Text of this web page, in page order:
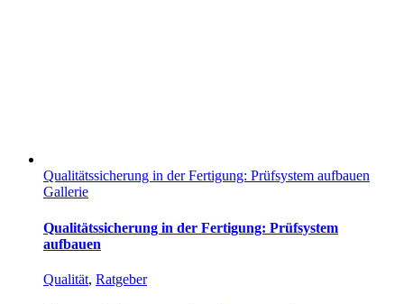
Qualitätssicherung in der Fertigung: Prüfsystem aufbauen
Gallerie
Qualitätssicherung in der Fertigung: Prüfsystem
aufbauen
Qualität, Ratgeber